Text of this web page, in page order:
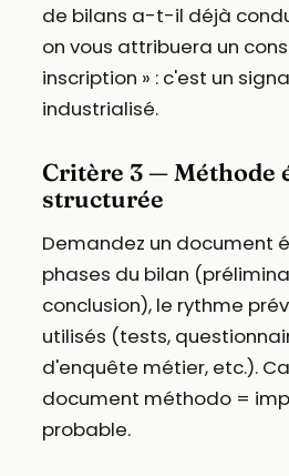
de bilans a-t-il déjà
on vous attribuera un
inscription » : c'est un
industrialisé.
Critère 3 — Méthode
structurée
Demandez un document
phases du bilan
conclusion), le rythme
utilisés (tests,
d'enquête métier, etc.).
document méthodo =
probable.